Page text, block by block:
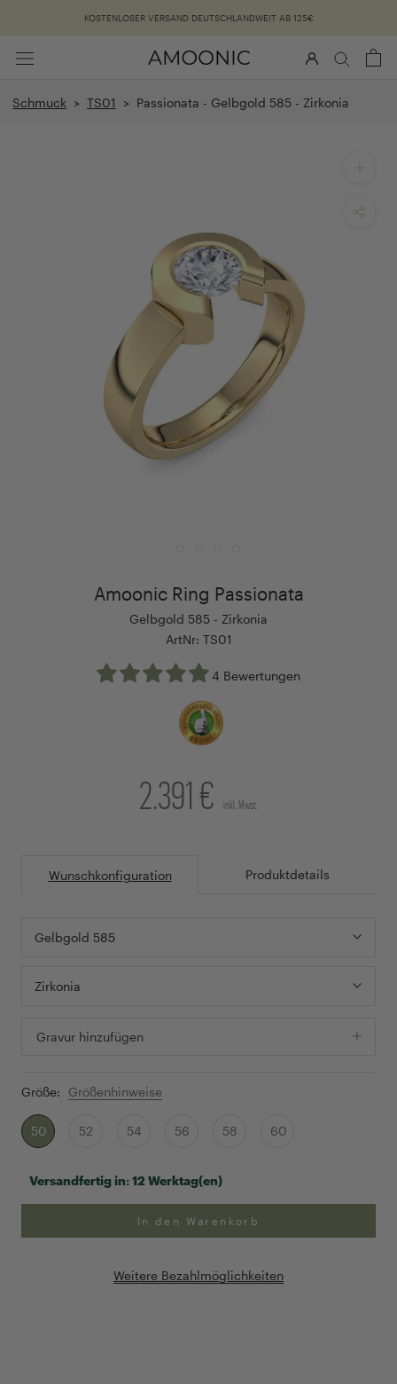
KOSTENLOSER VERSAND DEUTSCHLANDWEIT AB 125€
Schmuck > TS01 > Passionata - Gelbgold 585 - Zirkonia
Amoonic Ring Passionata
Gelbgold 585 - Zirkonia
ArtNr: TS01
4 Bewertungen
2.391 € inkl. Mwst.
Wunschkonfiguration Produktdetails
Gelbgold 585
Zirkonia
Gravur hinzufügen
Größe: Größenhinweise
50 52 54 56 58 60
Versandfertig in:12 Werktag(en)
In den Warenkorb
Weitere Bezahlmöglichkeiten